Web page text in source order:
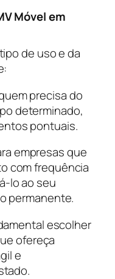
Móvel em
de uso e da
precisa do
determinado,
pontuais.
empresas que
com frequência
lo ao seu
permanente.
escolher
ofereça
e